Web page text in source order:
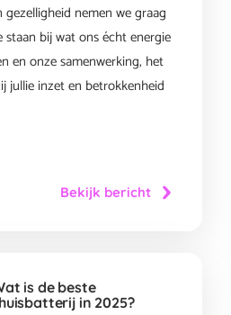
gezelligheid nemen we graag
bij wat ons écht energie
en onze samenwerking, het
jullie inzet en betrokkenheid
Bekijk bericht
is de beste
in 2025?